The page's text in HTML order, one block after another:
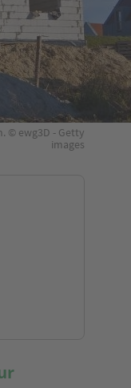
© ewg3D - Getty
images